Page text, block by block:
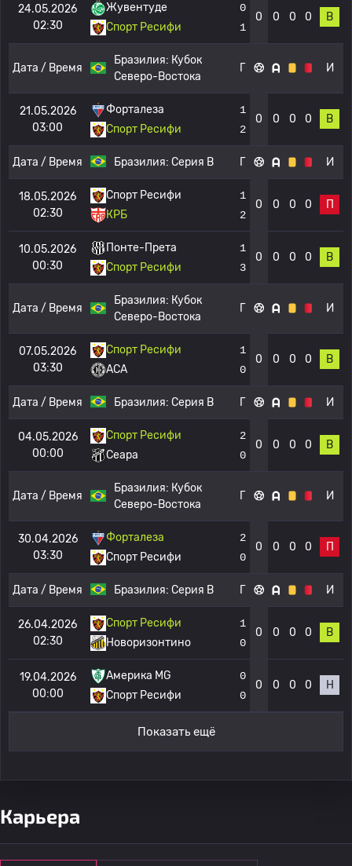
24.05.2026
02:30
Жувентуде
Спорт Ресифи
0
1
0 0 0 0 В
Дата / Время
Бразилия: Кубок
Северо-Востока
Г И
21.05.2026
03:00
Форталеза
Спорт Ресифи
1
2
0 0 0 0 В
Дата / Время Бразилия: Серия B Г И
18.05.2026
02:30
Спорт Ресифи
КРБ
1
2
0 0 0 0 П
10.05.2026
00:30
Понте-Прета
Спорт Ресифи
1
3
0 0 0 0 В
Дата / Время
Бразилия: Кубок
Северо-Востока
Г И
07.05.2026
03:30
Спорт Ресифи
АСА
1
0
0 0 0 0 В
Дата / Время Бразилия: Серия B Г И
04.05.2026
00:00
Спорт Ресифи
Сеара
2
0
0 0 0 0 В
Дата / Время
Бразилия: Кубок
Северо-Востока
Г И
30.04.2026
03:30
Форталеза
Спорт Ресифи
2
0
0 0 0 0 П
Дата / Время Бразилия: Серия B Г И
26.04.2026
02:30
Спорт Ресифи
Новоризонтино
1
0
0 0 0 0 В
19.04.2026
00:00
Америка MG
Спорт Ресифи
0
0
0 0 0 0 Н
Показать ещё
Карьера